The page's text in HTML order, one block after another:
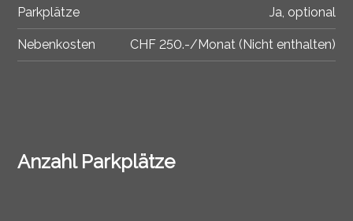
Parkplätze Ja, optional
Nebenkosten CHF 250.-/Monat (Nicht enthalten)
Anzahl Parkplätze